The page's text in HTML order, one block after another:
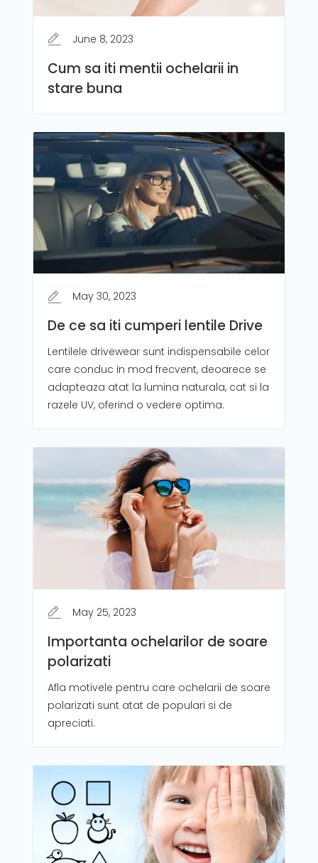
June 8, 2023
Cum sa iti mentii ochelarii in
stare buna
May 30, 2023
De ce sa iti cumperi lentile Drive
Lentilele drivewear sunt indispensabile celor
care conduc in mod frecvent, deoarece se
adapteaza atat la lumina naturala, cat si la
razele UV, oferind o vedere optima.
May 25, 2023
Importanta ochelarilor de soare
polarizati
Afla motivele pentru care ochelarii de soare
polarizati sunt atat de populari si de
apreciati.